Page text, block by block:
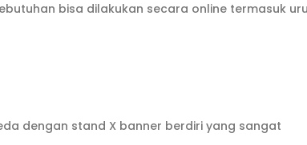
bisa dilakukan secara online termasuk
dengan stand X banner berdiri yang sangat